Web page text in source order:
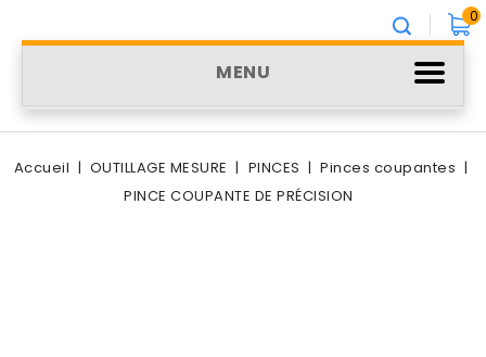
0
MENU
Accueil OUTILLAGE MESURE PINCES
Pinces coupantes
PINCE COUPANTE DE PRÉCISION